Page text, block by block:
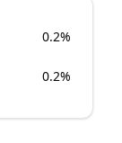
0.2%
0.2%